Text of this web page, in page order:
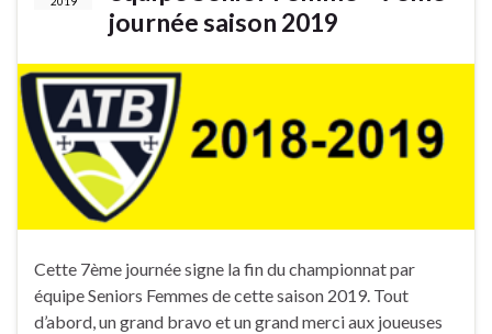
journée saison 2019
Cette 7ème journée signe la fin du championnat par
équipe Seniors Femmes de cette saison 2019. Tout
d’abord, un grand bravo et un grand merci aux joueuses